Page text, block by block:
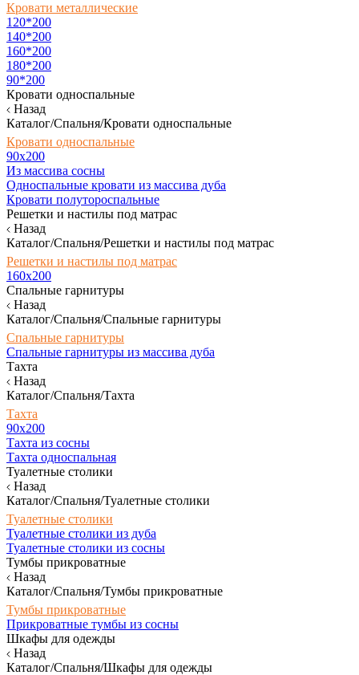
Кровати металлические
120*200
140*200
160*200
180*200
90*200
Кровати односпальные
Назад
Каталог/Спальня/Кровати односпальные
Кровати односпальные
90х200
Из массива сосны
Односпальные кровати из массива дуба
Кровати полутороспальные
Решетки и настилы под матрас
Назад
Каталог/Спальня/Решетки и настилы под матрас
Решетки и настилы под матрас
160х200
Спальные гарнитуры
Назад
Каталог/Спальня/Спальные гарнитуры
Спальные гарнитуры
Спальные гарнитуры из массива дуба
Тахта
Назад
Каталог/Спальня/Тахта
Тахта
90х200
Тахта из сосны
Тахта односпальная
Туалетные столики
Назад
Каталог/Спальня/Туалетные столики
Туалетные столики
Туалетные столики из дуба
Туалетные столики из сосны
Тумбы прикроватные
Назад
Каталог/Спальня/Тумбы прикроватные
Тумбы прикроватные
Прикроватные тумбы из сосны
Шкафы для одежды
Назад
Каталог/Спальня/Шкафы для одежды